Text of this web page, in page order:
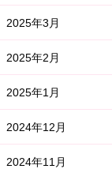
2025年3月
2025年2月
2025年1月
2024年12月
2024年11月